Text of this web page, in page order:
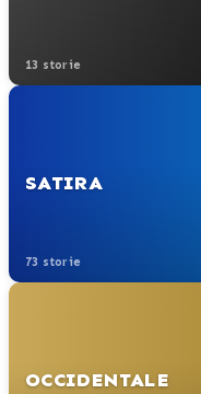
13 storie
SATIRA
73 storie
OCCIDENTALE